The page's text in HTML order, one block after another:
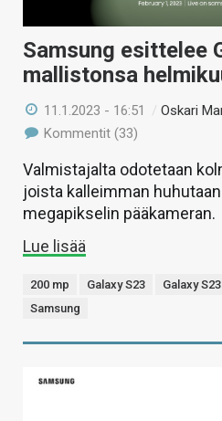
Samsung esittelee
mallistonsa
11.1.2023 - 16:51 /Oskari
Kommentit (33)
Valmistajalta odotetaan
joista kalleimman
megapikselin pääkameran.
Lue lisää
200 mp Galaxy S23 Galaxy
Samsung